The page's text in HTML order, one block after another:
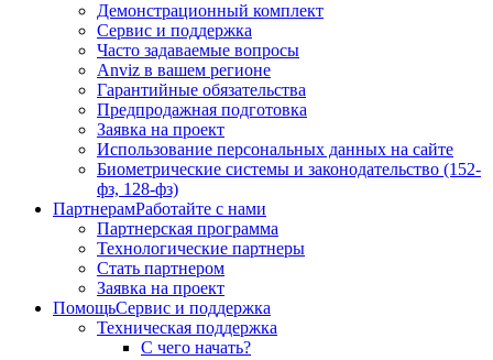
Демонстрационный комплект
Сервис и поддержка
Часто задаваемые вопросы
Anviz в вашем регионе
Гарантийные обязательства
Предпродажная подготовка
Заявка на проект
Использование персональных данных на сайте
Биометрические системы и законодательство (152-
фз, 128-фз)
ПартнерамРаботайте с нами
Партнерская программа
Технологические партнеры
Стать партнером
Заявка на проект
ПомощьСервис и поддержка
Техническая поддержка
С чего начать?